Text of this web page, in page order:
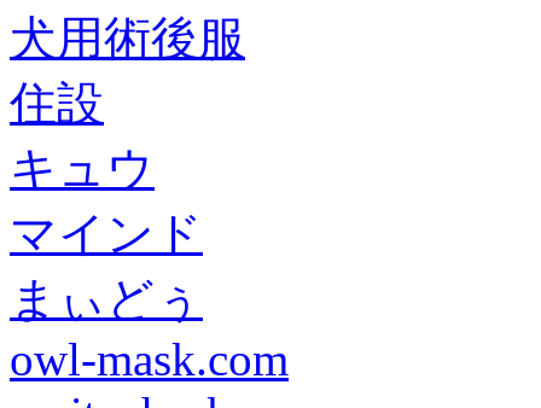
犬用術後服
住設
キュウ
マインド
まぃどぅ
owl-mask.com